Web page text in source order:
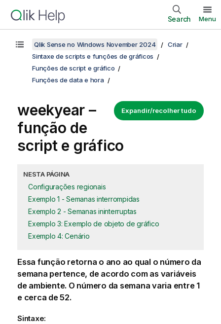
Search Menu
Qlik Sense no Windows November 2024
Criar
Sintaxe de scripts e funções de gráficos
Funções de script e gráfico
Funções de data e hora
Expandir/recolher tudo
weekyear –
função de
script e gráfico
NESTA PÁGINA
Configurações regionais
Exemplo 1 - Semanas interrompidas
Exemplo 2 - Semanas ininterruptas
Exemplo 3: Exemplo de objeto de gráfico
Exemplo 4: Cenário
Essa função retorna o ano ao qual o número da
semana pertence, de acordo com as variáveis
de ambiente. O número da semana varia entre 1
e cerca de 52.
Sintaxe: